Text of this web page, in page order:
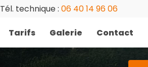
Tél. technique : 06 40 14 96 06
Tarifs Galerie Contact